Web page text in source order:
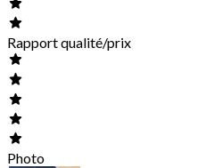
Rapport qualité/prix
Photo